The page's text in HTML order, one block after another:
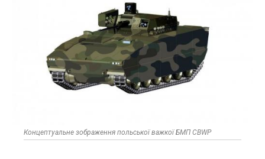
Концептуальне зображення польської важкої БМП CBWP